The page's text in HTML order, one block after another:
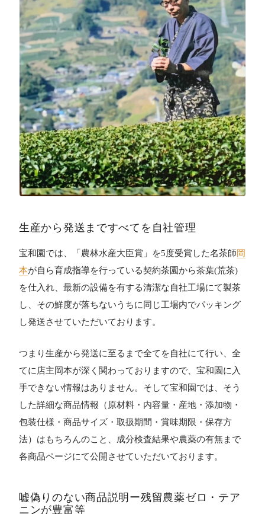
生産から発送まですべてを自社管理
宝和園では、「農林水産大臣賞」を5度受賞した名茶師 岡
本が自ら育成指導を行っている契約茶園から茶葉(荒茶)
を仕入れ、最新の設備を有する清潔な自社工場にて製茶
し、その鮮度が落ちないうちに同じ工場内でパッキング
し発送させていただいております。
つまり生産から発送に至るまで全てを自社にて行い、全
てに店主岡本が深く関わっておりますので、宝和園に入
手できない情報はありません。そして宝和園では、そう
した詳細な商品情報（原材料・内容量・産地・添加物・
包装仕様・商品サイズ・取扱期間・賞味期限・保存方
法）はもちろんのこと、成分検査結果や農薬の有無まで
各商品ページにて公開させていただいております。
嘘偽りのない商品説明ー残留農薬ゼロ・テア
ニンが豊富等